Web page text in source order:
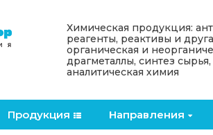
Продукция Направления
Антипирены
антипирены
Химическая продукция:
реагенты, реактивы и
органическая и
драгметаллы, синтез сырья,
аналитическая химия